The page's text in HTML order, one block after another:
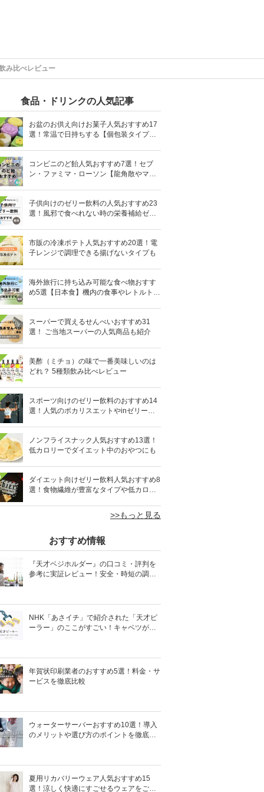
み比べレビュー
食品・ドリンクの人気記事
お盆のお供え向けお菓子人気おすすめ17
選！常温で日持ちする【個包装タイプ
コンビニのど飴人気おすすめ7選！セブ
ン・ファミマ・ローソン【龍角散やマヌ
子供向けのゼリー飲料の人気おすすめ23
選！風邪で食べれない時の栄養補給ゼリ
市販の冷凍ポテト人気おすすめ20選！電
子レンジで調理できる揚げないタイプも
海外旅行に持ち込み可能な食べ物おすす
め5選【日本食】機内の食事やレトルト食
スーパーで買えるせんべいおすすめ31
選！ ご当地スーパーの人気商品も紹介
美酢（ミチョ）の味で一番美味しいのは
どれ？ 5種類飲み比べレビュー
スポーツ向けのゼリー飲料のおすすめ14
選！人気のポカリスエットやinゼリーな
ノンフライスナック人気おすすめ13選！
低カロリーでダイエット中のおやつにも
ダイエット向けゼリー飲料人気おすすめ8
選！食物繊維が豊富なタイプや低カロリ
>>もっと見る
おすすめ情報
『天才ベジホルダー』の口コミ・評判を
参考に実証レビュー！安全・時短の調理
NHK「あさイチ」で紹介された「天才ピ
ーラー」のここがすごい！キャベツがほ
年賀状印刷業者のおすすめ5選！料金・サ
ービスを徹底比較
ウォーターサーバーおすすめ10選！導入
のメリットや選び方のポイントを徹底解
夏用リカバリーウェア人気おすすめ15
選！涼しく快適にすごせるウェアをご紹